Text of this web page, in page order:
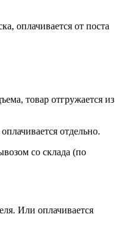
оплачивается от поста
товар отгружается из
отдельно.
со склада (по
Или оплачивается